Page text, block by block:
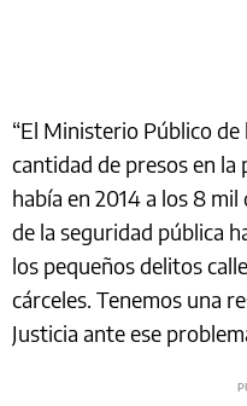
“El Ministerio Público
cantidad de presos en
había en 2014 a los 8
de la seguridad pública
los pequeños delitos
cárceles. Tenemos una
Justicia ante ese